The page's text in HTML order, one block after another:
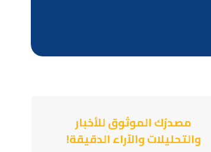
مصدرُك الموثوق للأخبار
والتحليلات والآراء الدقيقة!